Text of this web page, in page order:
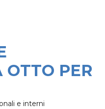
OTTO PER
e interni